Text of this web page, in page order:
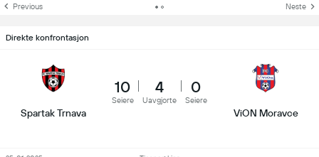
Previous Neste
Direkte konfrontasjon
Spartak Trnava
10
Seiere
4
Uavgjorte
0
Seiere
ViON Moravce